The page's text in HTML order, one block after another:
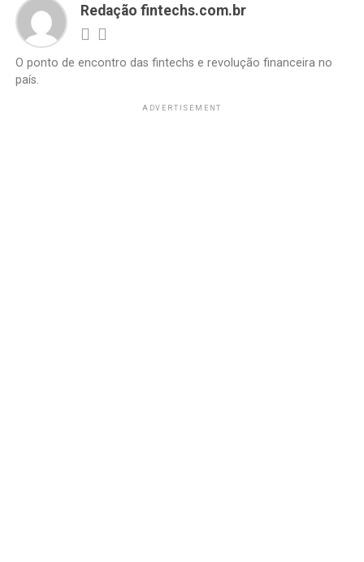
Redação fintechs.com.br
O ponto de encontro das fintechs e revolução financeira no
país.
ADVERTISEMENT